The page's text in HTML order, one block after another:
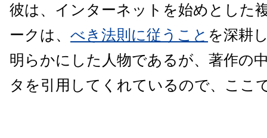
彼は、インターネットを始めとした
ークは、 べき法則に従うこと を深耕
明らかにした人物であるが、著作の
タを引用してくれているので、ここ